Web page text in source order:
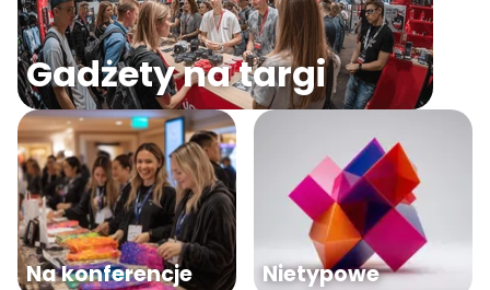
Gadżety na targi
Na konferencje Nietypowe